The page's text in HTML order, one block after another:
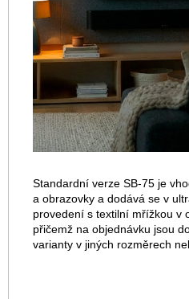
Standardní verze SB-75 je
a obrazovky a dodává se v
provedení s textilní mřížkou v
přičemž na objednávku jsou
varianty v jiných rozměrech